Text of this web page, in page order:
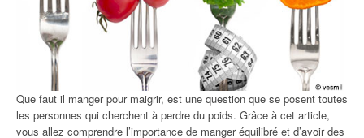
Que faut il manger pour maigrir, est une question que se posent toutes
les personnes qui cherchent à perdre du poids. Grâce à cet article,
vous allez comprendre l’importance de manger équilibré et d’avoir des